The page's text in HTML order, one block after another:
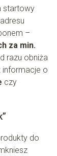
startowy
–
za min.
razu obniża
informacje o
czy
do